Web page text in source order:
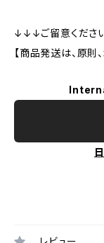
↓↓↓ご留意くだ
【商品発送は、原則